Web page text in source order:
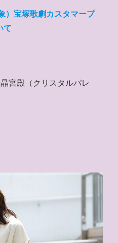
）宝塚歌劇カスタマープ
て
宮殿（クリスタルパレ